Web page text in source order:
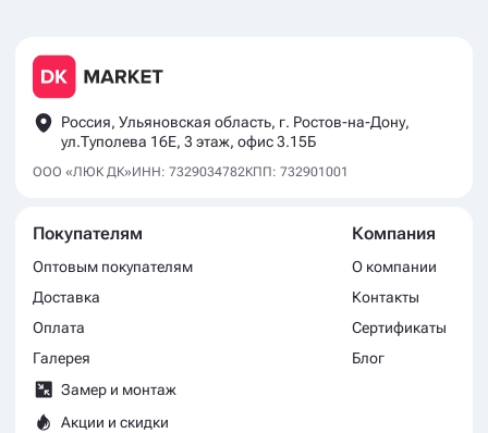
Россия, Ульяновская область, г. Ростов-на-Дону,
ул.Туполева 16Е, 3 этаж, офис 3.15Б
ООО «ЛЮК ДК»ИНН: 7329034782КПП: 732901001
Покупателям
Оптовым покупателям
Доставка
Оплата
Галерея
Замер и монтаж
Акции и скидки
Компания
О компании
Контакты
Сертификаты
Блог